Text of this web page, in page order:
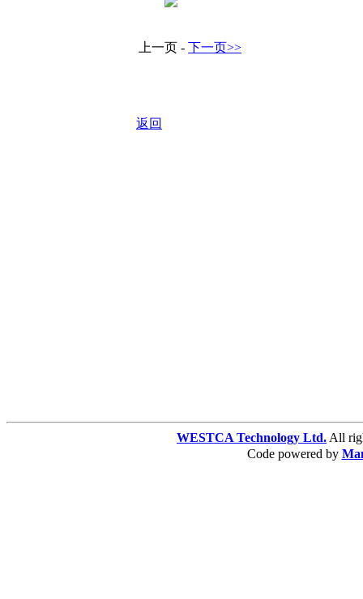
上一页 - 下一页>>
返回
WESTCA Technology Ltd. All
Code powered by